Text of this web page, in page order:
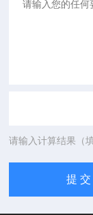
请输入计算结果（